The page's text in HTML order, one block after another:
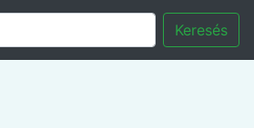
Keresés